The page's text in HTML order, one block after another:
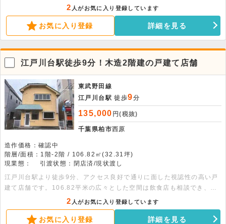
能です。ニーズの高いエリアで新しい挑戦を始めませんか。お気軽にお
問い合わせください。
2 人がお気に入り登録しています
お気に入り登録 詳細を見る
江戸川台駅徒歩9分！木造2階建の戸建て店舗
東武野田線
江戸川台駅 徒歩9分
135,000 円(税抜)
千葉県柏市西原
造作価格：確認中
階層/面積：1階-2階 / 106.82㎡(32.31坪)
現業態：
引渡状態：閉店済/現状渡し
江戸川台駅より徒歩9分、アクセス良好で通りに面した視認性の高い戸
建て店舗です。106.82平米の広々とした空間は飲食店も相談でき、幅
広い業態に対応します。まずはお気軽にお問い合わせください。
2 人がお気に入り登録しています
お気に入り登録 詳細を見る